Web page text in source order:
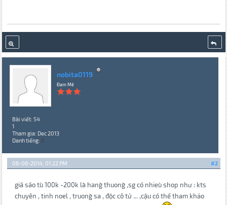
nobita0119
Đam Mê
Bài viết: 54
1
Tham gia: Dec 2013
Danh tiếng: 0
#2
06-06-2014, 01:22 PM
giá sáo tu` 100k -200k la` hang` thuong` ,sg có nhieu` shop như : kts
chuyên , tinh noel , truong` sa , độc cô tử ... ,cậu có thể tham khảo